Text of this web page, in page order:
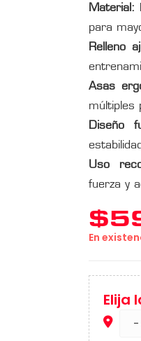
Material:
para
Relleno
Asas
múltiples
Diseño
Uso
fuerza y
$
En
Elija